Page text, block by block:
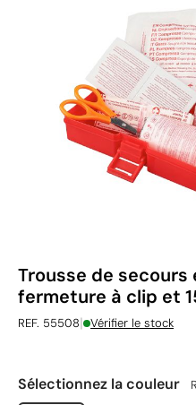
Trousse de
fermeture à clip et
REF. 55508| Vérifier le stock
Sélectionnez la couleur